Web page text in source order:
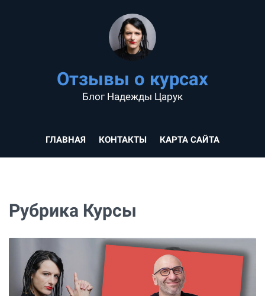
Отзывы о курсах
Блог Надежды Царук
ГЛАВНАЯ КОНТАКТЫ КАРТА САЙТА
Рубрика Курсы